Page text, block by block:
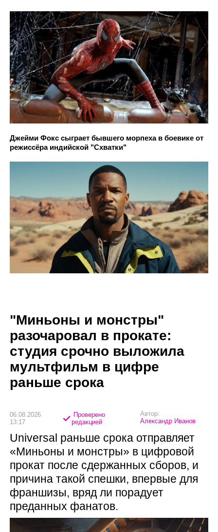
Джейми Фокс сыграет бывшего морпеха в боевике от
режиссёра индийской "Схватки"
"Миньоны и монстры"
разочаровал в прокате:
студия срочно выложила
мультфильм в цифре
раньше срока
06.08.2026
13:17
Проверено
редакцией
Автор:
Александр Иванов
Universal раньше срока отправляет
«Миньоны и монстры» в цифровой
прокат после сдержанных сборов, и
причина такой спешки, впервые для
франшизы, вряд ли порадует
преданных фанатов.